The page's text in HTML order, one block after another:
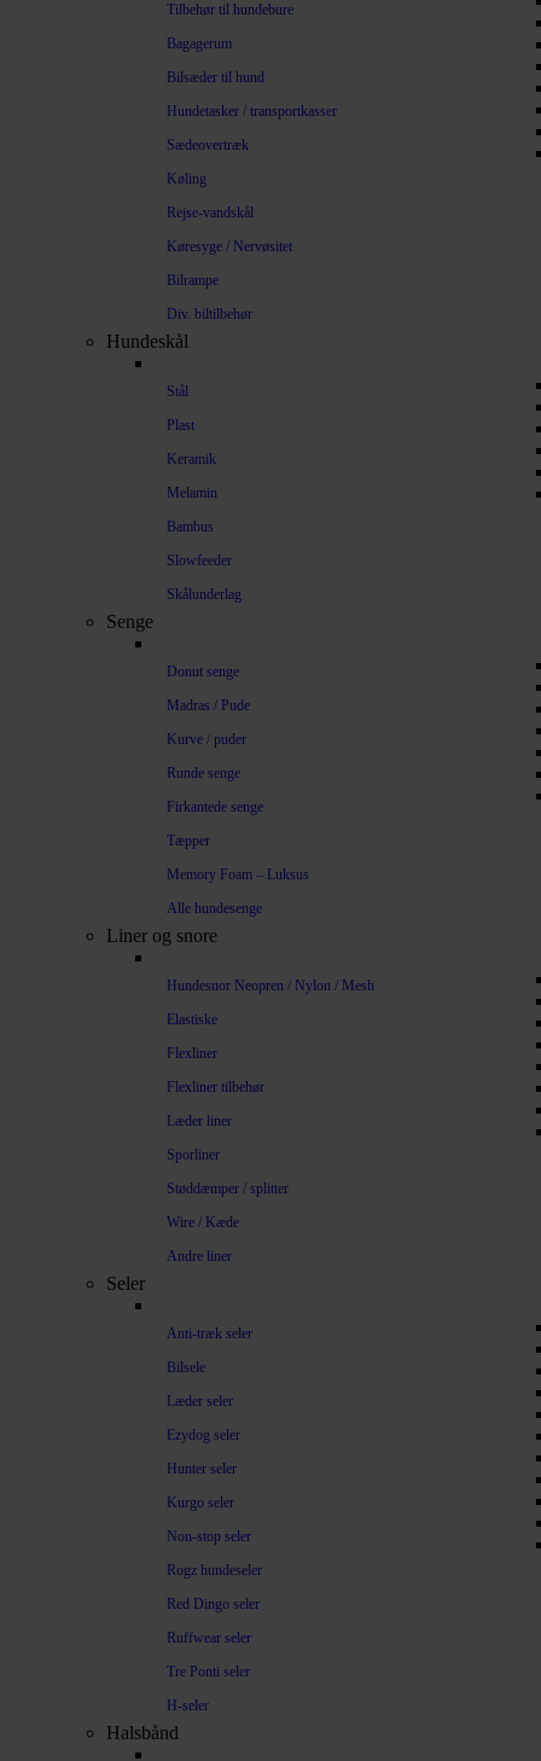
Tilbehør til hundebure
Bagagerum
Bilsæder til hund
Hundetasker / transportkasser
Sædeovertræk
Køling
Rejse-vandskål
Køresyge / Nervøsitet
Bilrampe
Div. biltilbehør
Hundeskål
Stål
Plast
Keramik
Melamin
Bambus
Slowfeeder
Skålunderlag
Senge
Donut senge
Madras / Pude
Kurve / puder
Runde senge
Firkantede senge
Tæpper
Memory Foam – Luksus
Alle hundesenge
Liner og snore
Hundesnor Neopren / Nylon / Mesh
Elastiske
Flexliner
Flexliner tilbehør
Læder liner
Sporliner
Støddæmper / splitter
Wire / Kæde
Andre liner
Seler
Anti-træk seler
Bilsele
Læder seler
Ezydog seler
Hunter seler
Kurgo seler
Non-stop seler
Rogz hundeseler
Red Dingo seler
Ruffwear seler
Tre Ponti seler
H-seler
Halsbånd